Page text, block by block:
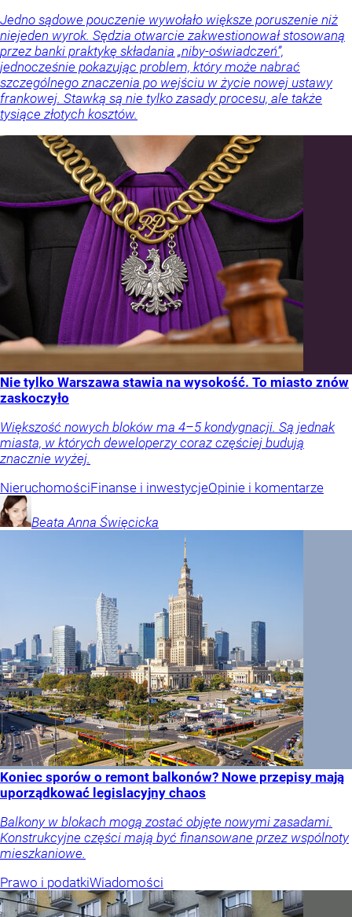
Jedno sądowe pouczenie wywołało większe poruszenie niż
niejeden wyrok. Sędzia otwarcie zakwestionował stosowaną
przez banki praktykę składania „niby-oświadczeń”,
jednocześnie pokazując problem, który może nabrać
szczególnego znaczenia po wejściu w życie nowej ustawy
frankowej. Stawką są nie tylko zasady procesu, ale także
tysiące złotych kosztów.
Nie tylko Warszawa stawia na wysokość. To miasto znów
zaskoczyło
Większość nowych bloków ma 4–5 kondygnacji. Są jednak
miasta, w których deweloperzy coraz częściej budują
znacznie wyżej.
NieruchomościFinanse i inwestycjeOpinie i komentarze
Beata Anna Święcicka
Koniec sporów o remont balkonów? Nowe przepisy mają
uporządkować legislacyjny chaos
Balkony w blokach mogą zostać objęte nowymi zasadami.
Konstrukcyjne części mają być finansowane przez wspólnoty
mieszkaniowe.
Prawo i podatkiWiadomości